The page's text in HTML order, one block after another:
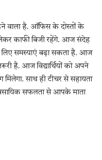
वाला है. ऑफिस के दोस्तों के
काफी बिजी रहेंगे. आज संदेह
समस्याएं बढ़ा सकता है. आज
है. आज विद्यार्थियों को अपने
साथ ही टीचर से सहायता
सफलता से आपके माता